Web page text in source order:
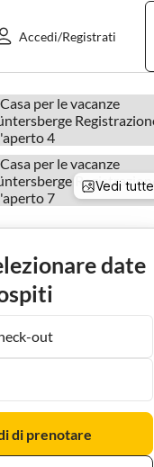
Accedi/Registrati
Vedi tutte
date
out
di prenotare